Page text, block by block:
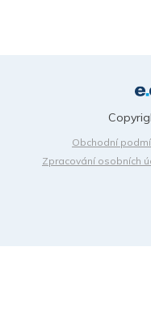
Obchodní
Zpracování osobních